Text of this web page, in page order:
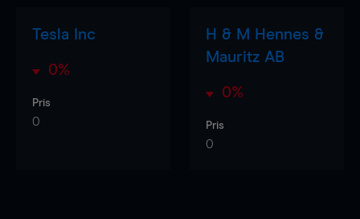
Tesla Inc
0%
Pris
0
H & M Hennes &
Mauritz AB
0%
Pris
0